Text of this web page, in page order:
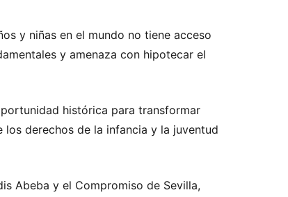
y niñas en el mundo no tiene acceso
y amenaza con hipotecar el
histórica para transformar
derechos de la infancia y la juventud
Abeba y el Compromiso de Sevilla,